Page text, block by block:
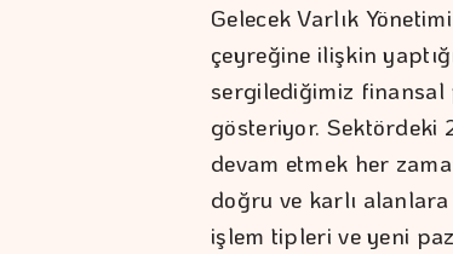
Gelecek Varlık
çeyreğine ilişkin
sergilediğimiz finansal
gösteriyor. Sektördeki
devam etmek her
doğru ve karlı
işlem tipleri ve yeni